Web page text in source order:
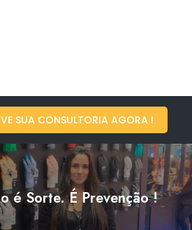
SUA CONSULTORIA AGORA !
é Sorte. É Prevenção !